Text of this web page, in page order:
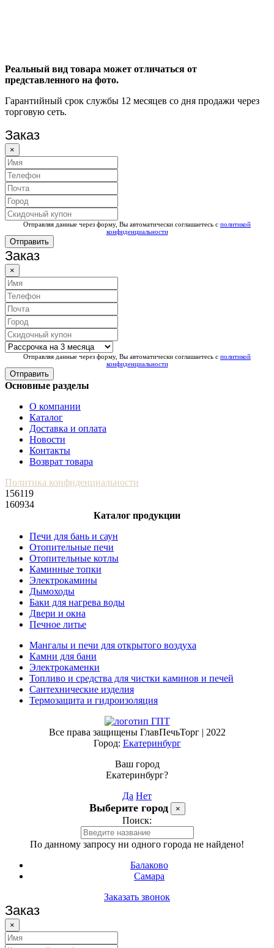
Реальный вид товара может отличаться от
представленного на фото.
Гарантийный срок службы 12 месяцев со дня продажи через
торговую сеть.
Заказ
×
Отправляя данные через форму, Вы автоматически соглашаетесь с политикой
конфиденциальности
Отправить
Заказ
×
Отправляя данные через форму, Вы автоматически соглашаетесь с политикой
конфиденциальности
Отправить
Основные разделы
О компании
Каталог
Доставка и оплата
Новости
Контакты
Возврат товара
Политика конфиденциальности
156119
160934
Каталог продукции
Печи для бань и саун
Отопительные печи
Отопительные котлы
Каминные топки
Электрокамины
Дымоходы
Баки для нагрева воды
Двери и окна
Печное литье
Мангалы и печи для открытого воздуха
Камни для бани
Электрокаменки
Топливо и средства для чистки каминов и печей
Сантехнические изделия
Термозащита и гидроизоляция
Все права защищены ГлавПечьТорг | 2022
Город: Екатеринбург
Ваш город
Екатеринбург?
Да Нет
Выберите город ×
Поиск:
По данному запросу ни одного города не найдено!
Балаково
Самара
Заказать звонок
Заказ
×